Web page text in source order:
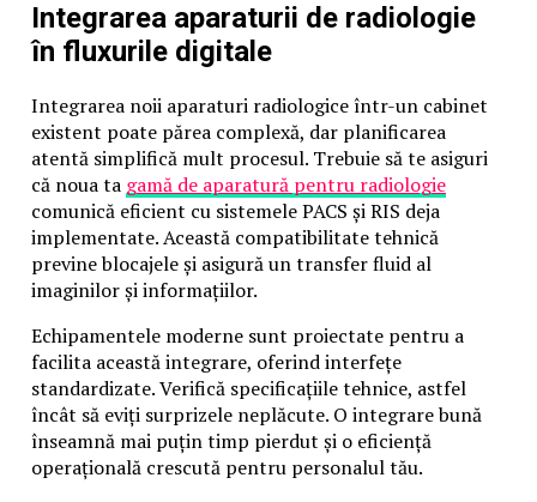
Nu ratati
Securitate la locul de munca!
Integrarea aparaturii de radiologie
în fluxurile digitale
Integrarea noii aparaturi radiologice într-un cabinet
existent poate părea complexă, dar planificarea
atentă simplifică mult procesul. Trebuie să te asiguri
că noua ta gamă de aparatură pentru radiologie
comunică eficient cu sistemele PACS și RIS deja
implementate. Această compatibilitate tehnică
previne blocajele și asigură un transfer fluid al
imaginilor și informațiilor.
Echipamentele moderne sunt proiectate pentru a
facilita această integrare, oferind interfețe
standardizate. Verifică specificațiile tehnice, astfel
încât să eviți surprizele neplăcute. O integrare bună
înseamnă mai puțin timp pierdut și o eficiență
operațională crescută pentru personalul tău.